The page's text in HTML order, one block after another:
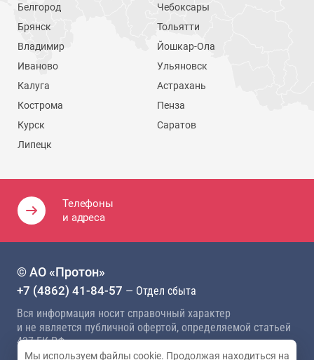
Телефоны
и адреса
Белгород
Брянск
Владимир
Иваново
Калуга
Кострома
Курск
Липецк
Чебоксары
Тольятти
Йошкар-Ола
Ульяновск
Астрахань
Пенза
Саратов
© АО «Протон»
+7 (4862) 41-84-57 — Отдел сбыта
Вся информация носит справочный характер
и не является публичной офертой, определяемой статьей
437 ГК РФ
Мы используем файлы cookie. Продолжая находиться на